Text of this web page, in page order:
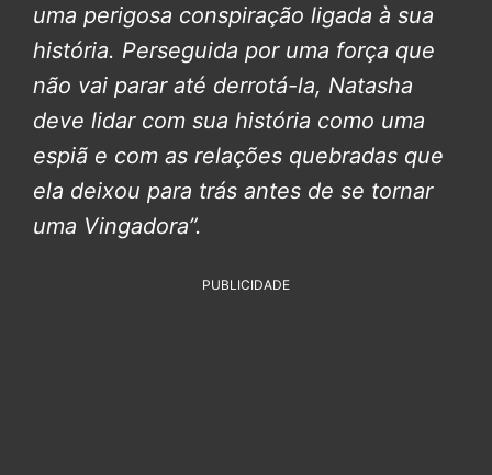
uma perigosa conspiração ligada à sua
história. Perseguida por uma força que
não vai parar até derrotá-la, Natasha
deve lidar com sua história como uma
espiã e com as relações quebradas que
ela deixou para trás antes de se tornar
uma Vingadora”.
PUBLICIDADE